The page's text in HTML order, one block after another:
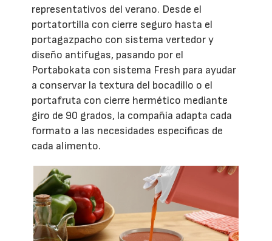
representativos del verano. Desde el
portatortilla con cierre seguro hasta el
portagazpacho con sistema vertedor y
diseño antifugas, pasando por el
Portabokata con sistema Fresh para ayudar
a conservar la textura del bocadillo o el
portafruta con cierre hermético mediante
giro de 90 grados, la compañía adapta cada
formato a las necesidades específicas de
cada alimento.